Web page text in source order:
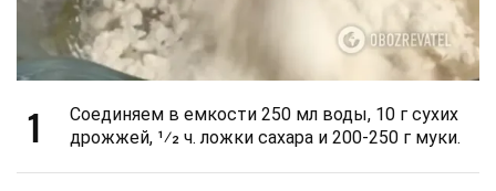
1
Соединяем в емкости 250 мл воды, 10 г сухих
дрожжей, 1⁄2 ч. ложки сахара и 200-250 г муки.